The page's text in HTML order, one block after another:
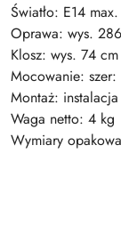
Światło: E14
Oprawa: wys.
Klosz: wys. 74
Mocowanie:
Montaż:
Waga netto: 4 kg
Wymiary